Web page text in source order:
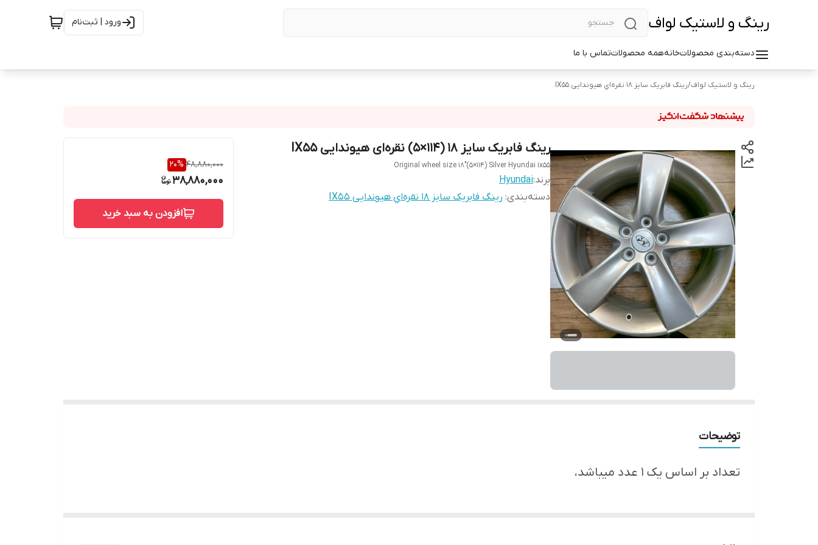
رینگ و لاستیک لواف ورود | ثبت‌نام
دسته‌بندی محصولاتخانههمه محصولاتتماس با ما
رینگ و لاستیک لواف/رینگ فابریک سایز ۱۸ نقره‌اي هیوندایی IX55
رینگ فابریک سایز ۱۸ (۱۱۴×۵) نقره‌ای هیوندایی IX55
Original wheel size 18"(5×114) Silver Hyundai ix55
برند:Hyundai
دسته‌بندی: رینگ فابریک سایز ۱۸ نقره‌اي هیوندایی IX55
48,880,000
20%
38,880,000
افزودن به سبد خرید
توضیحات
تعداد بر اساس یک ۱ عدد میباشد،